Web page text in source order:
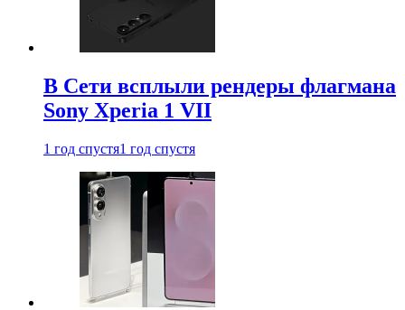
В Сети всплыли рендеры флагмана
Sony Xperia 1 VII
1 год спустя1 год спустя